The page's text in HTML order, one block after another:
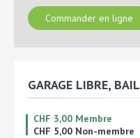
Commander en ligne
GARAGE LIBRE,
CHF 3,00 Membre
CHF 5,00 Non-membre